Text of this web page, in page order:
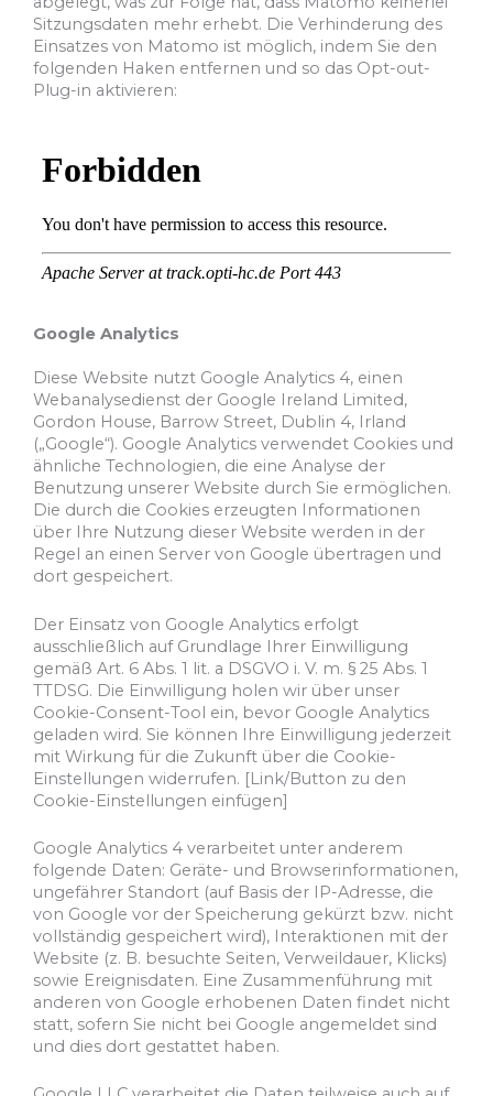
Sitzungsdaten mehr erhebt. Die Verhinderung des
Einsatzes von Matomo ist möglich, indem Sie den
folgenden Haken entfernen und so das Opt-out-
Plug-in aktivieren:
Google Analytics
Diese Website nutzt Google Analytics 4, einen
Webanalysedienst der Google Ireland Limited,
Gordon House, Barrow Street, Dublin 4, Irland
(„Google“). Google Analytics verwendet Cookies und
ähnliche Technologien, die eine Analyse der
Benutzung unserer Website durch Sie ermöglichen.
Die durch die Cookies erzeugten Informationen
über Ihre Nutzung dieser Website werden in der
Regel an einen Server von Google übertragen und
dort gespeichert.
Der Einsatz von Google Analytics erfolgt
ausschließlich auf Grundlage Ihrer Einwilligung
gemäß Art. 6 Abs. 1 lit. a DSGVO i. V. m. § 25 Abs. 1
TTDSG. Die Einwilligung holen wir über unser
Cookie-Consent-Tool ein, bevor Google Analytics
geladen wird. Sie können Ihre Einwilligung jederzeit
mit Wirkung für die Zukunft über die Cookie-
Einstellungen widerrufen. [Link/Button zu den
Cookie-Einstellungen einfügen]
Google Analytics 4 verarbeitet unter anderem
folgende Daten: Geräte- und Browserinformationen,
ungefährer Standort (auf Basis der IP-Adresse, die
von Google vor der Speicherung gekürzt bzw. nicht
vollständig gespeichert wird), Interaktionen mit der
Website (z. B. besuchte Seiten, Verweildauer, Klicks)
sowie Ereignisdaten. Eine Zusammenführung mit
anderen von Google erhobenen Daten findet nicht
statt, sofern Sie nicht bei Google angemeldet sind
und dies dort gestattet haben.